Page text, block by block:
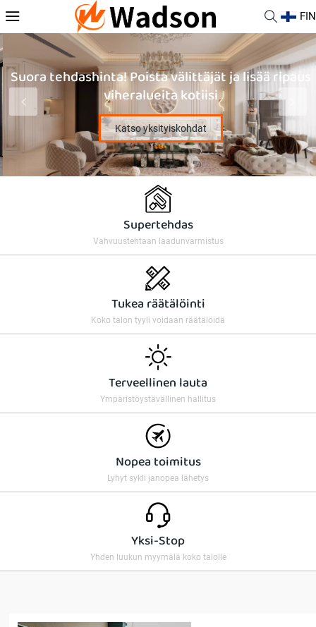
FIN
Suora tehdashinta! Poista välittäjät ja lisää ripaus
viheralueita kotiisi
Katso yksityiskohdat
Supertehdas
Vahvuustehtaan laadunvarmistus
Tukea räätälöinti
Koko talon tyyli voidaan räätälöidä
Terveellinen lauta
Ympäristöystävällinen hallitus
Nopea toimitus
Lyhyt sykli janopea lähetys
Yksi-Stop
Yhden luukun myymälä koko talolle